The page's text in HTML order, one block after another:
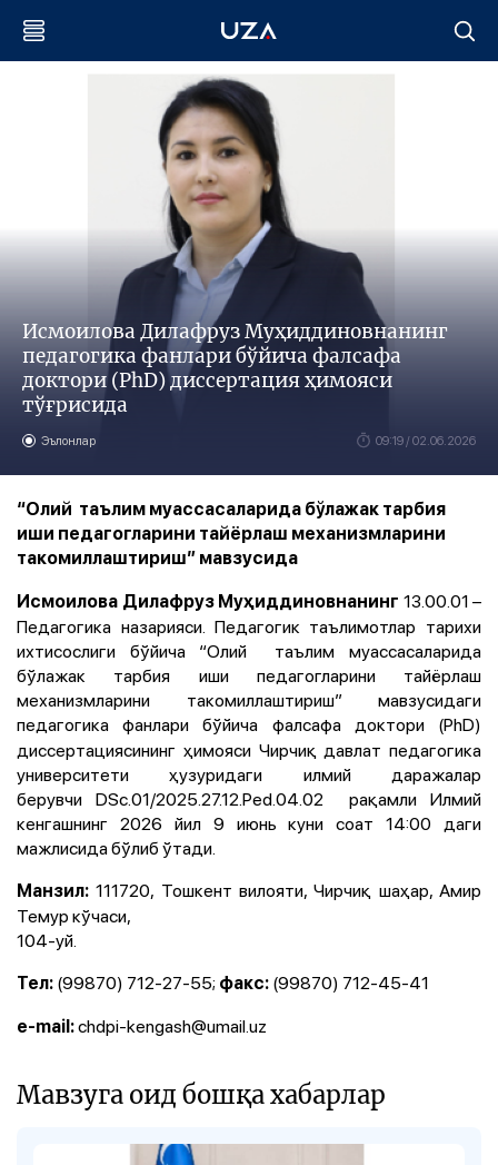
Исмоилова Дилафруз Муҳиддиновнанинг
педагогика фанлари бўйича фалсафа
доктори (PhD) диссертация ҳимояси
тўғрисида
Эълонлар 09:19 / 02.06.2026
“Олий таълим муассасаларида бўлажак тарбия
иши педагогларини тайёрлаш механизмларини
такомиллаштириш” мавзусида
Исмоилова Дилафруз Муҳиддиновнанинг 13.00.01 –
Педагогика назарияси. Педагогик таълимотлар тарихи
ихтисослиги бўйича “Олий таълим муассасаларида
бўлажак тарбия иши педагогларини тайёрлаш
механизмларини такомиллаштириш” мавзусидаги
педагогика фанлари бўйича фалсафа доктори (PhD)
диссертациясининг ҳимояси Чирчиқ давлат педагогика
университети ҳузуридаги илмий даражалар
берувчи DSc.01/2025.27.12.Ped.04.02 рақамли Илмий
кенгашнинг 2026 йил 9 июнь куни соат 14:00 даги
мажлисида бўлиб ўтади.
Манзил: 111720, Тошкент вилояти, Чирчиқ шаҳар, Амир
Темур кўчаси,
104-уй.
Тел: (99870) 712-27-55; факс: (99870) 712-45-41
e-mail:chdpi-kengash@umail.uz
Мавзуга оид бошқа хабарлар